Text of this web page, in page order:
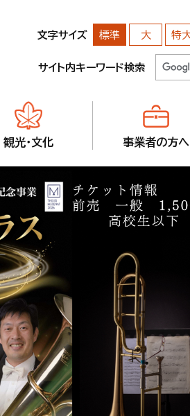
文字サイズ 標準 大 特
サイト内キーワード検索
観光・文化 事業者の方へ